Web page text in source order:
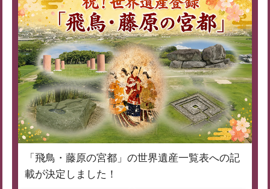
「飛鳥・藤原の宮都」の世界遺産一覧表への記
載が決定しました！